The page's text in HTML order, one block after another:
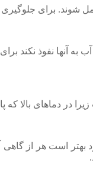
شوند. برای
آب به آنها نفوذ
در دماهای بالا
است هر از گاهی